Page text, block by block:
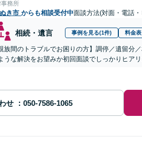
務所
き市 からも相談受付中面談方法(対面・電話
相続・遺言 事例を見る(1件) 料金
親族間のトラブルでお困りの方】調停／遺留分
うな解決をお望みか初回面談でしっかりヒア
せ